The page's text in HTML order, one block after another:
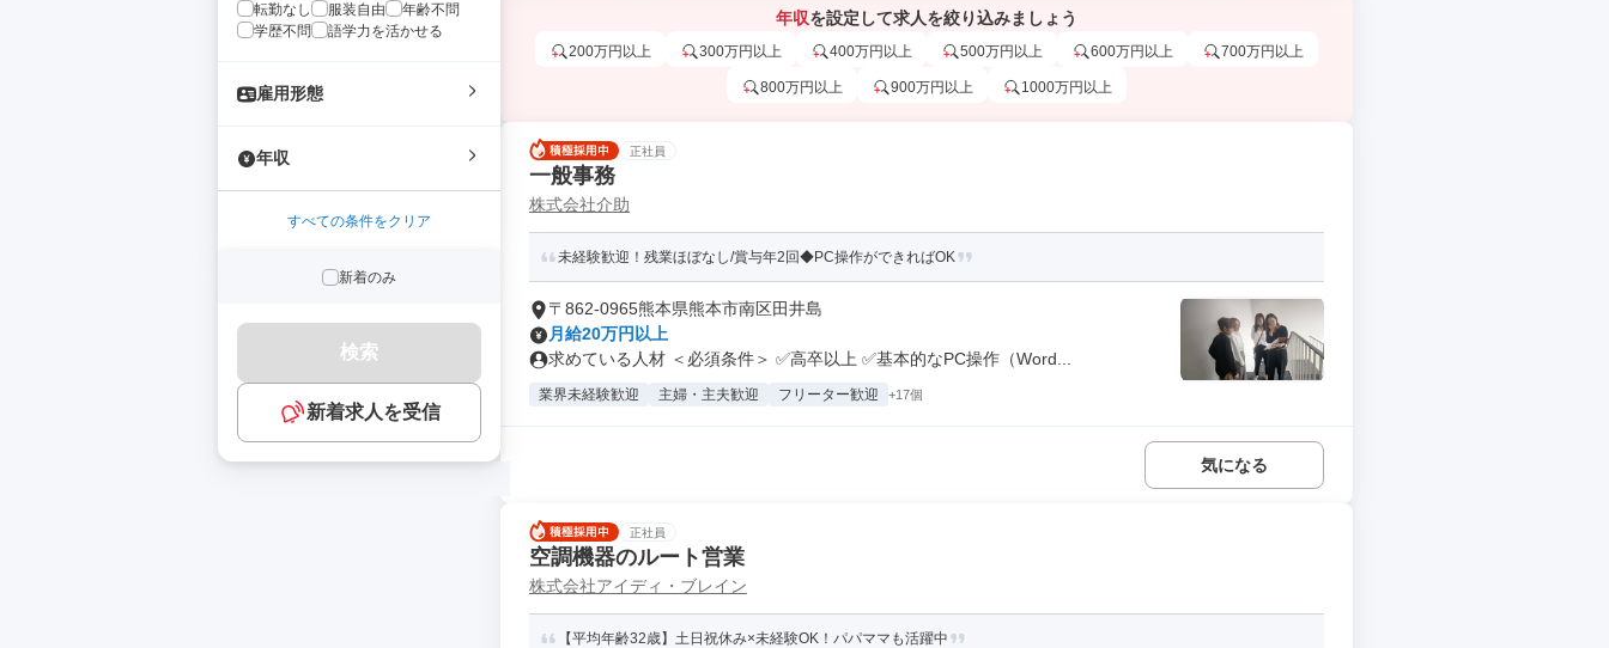
転勤なし
服装自由
年齢不問
学歴不問
語学力を活かせる
雇用形態
年収
すべての条件をクリア
新着のみ
検索
新着求人を受信
年収を設定して求人を絞り込みましょう
200万円以上 300万円以上 400万円以上 500万円以上 600万円以上 700万円以上
800万円以上 900万円以上 1000万円以上
正社員
一般事務
株式会社介助
未経験歓迎！残業ほぼなし/賞与年2回◆PC操作ができればOK
〒862-0965熊本県熊本市南区田井島
月給20万円以上
求めている人材 ＜必須条件＞ ✅高卒以上 ✅基本的なPC操作（Word...
業界未経験歓迎 主婦・主夫歓迎 フリーター歓迎 +17個
気になる
正社員
空調機器のルート営業
株式会社アイディ・ブレイン
【平均年齢32歳】土日祝休み×未経験OK！パパママも活躍中